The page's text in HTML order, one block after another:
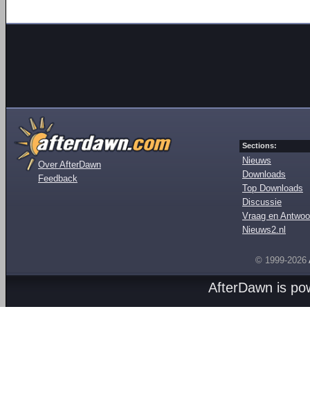
Over AfterDawn
Feedback
Sections:
Nieuws
Downloads
Top Downloads
Discussie
Vraag en
Nieuws2.nl
© 1999-2026
AfterDawn is